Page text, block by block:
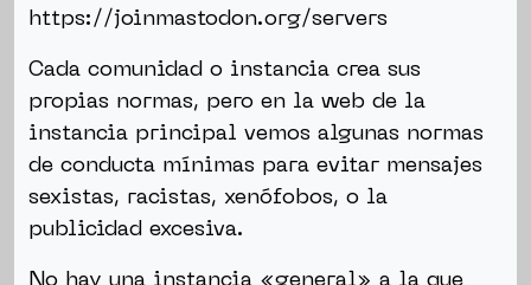
https://joinmastodon.org/servers
Cada comunidad o instancia crea sus
propias normas, pero en la web de la
instancia principal vemos algunas normas
de conducta mínimas para evitar mensajes
sexistas, racistas, xenófobos, o la
publicidad excesiva.